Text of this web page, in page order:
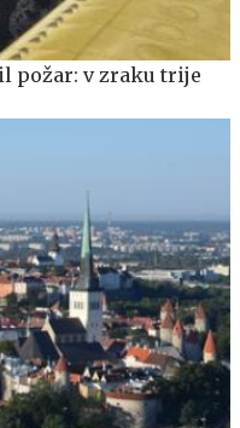
požar: v zraku trije